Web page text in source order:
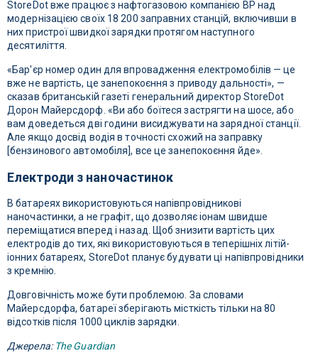
StoreDot вже працює з нафтогазовою компанією BP над
модернізацією своїх 18 200 заправних станцій, включивши в
них пристрої швидкої зарядки протягом наступного
десятиліття.
«Бар'єр номер один для впровадження електромобілів — це
вже не вартість, це занепокоєння з приводу дальності», —
сказав британській газеті генеральний директор StoreDot
Дорон Майерсдорф. «Ви або боїтеся застрягти на шосе, або
вам доведеться дві години висиджувати на зарядної станції.
Але якщо досвід водія в точності схожий на заправку
[бензинового автомобіля], все це занепокоєння йде».
Електроди з наночастинок
В батареях використовуються напівпровідникові
наночастинки, а не графіт, що дозволяє іонам швидше
переміщатися вперед і назад. Щоб знизити вартість цих
електродів до тих, які використовуються в теперішніх літій-
іонних батареях, StoreDot планує будувати ці напівпровідники
з кремнію.
Довговічність може бути проблемою. За словами
Майерсдорфа, батареї зберігають місткість тільки на 80
відсотків після 1000 циклів зарядки.
Джерела: The Guardian